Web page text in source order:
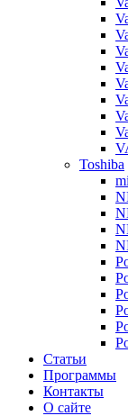
Toshiba
Статьи
Программы
Контакты
О сайте